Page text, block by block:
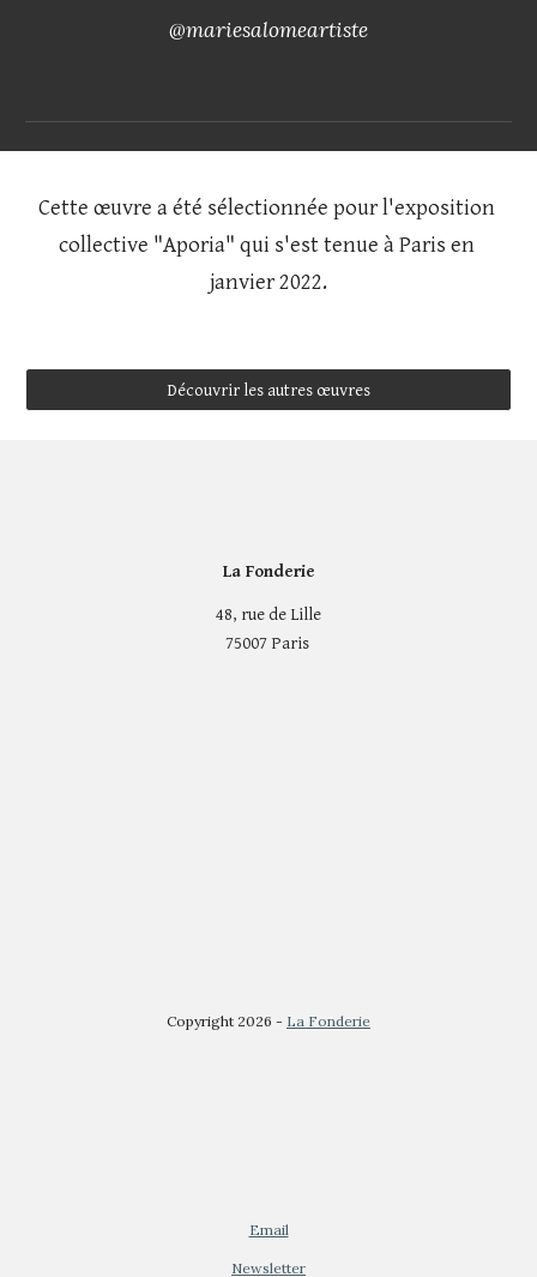
@mariesalomeartiste
Cette œuvre a été sélectionnée pour l'exposition
collective "Aporia" qui s'est tenue à Paris en
janvier 2022.
Découvrir les autres œuvres
La Fonderie
48, rue de Lille
75007 Paris
Copyright 2026 - La Fonderie
Email
Newsletter